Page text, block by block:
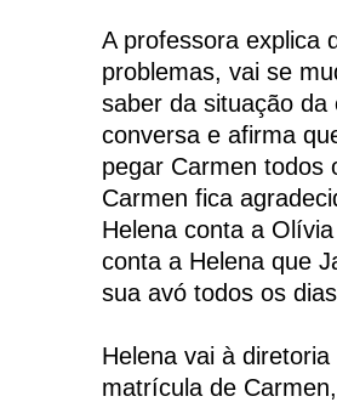
A professora explica
problemas, vai se
saber da situação
conversa e afirma
pegar Carmen todos
Carmen fica
Helena conta a
conta a Helena que
sua avó todos os
Helena vai à
matrícula de